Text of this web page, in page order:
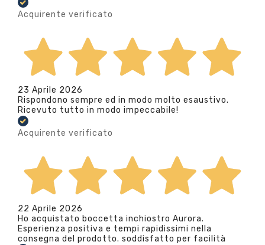
Acquirente verificato
23 Aprile 2026
Rispondono sempre ed in modo molto esaustivo.
Ricevuto tutto in modo impeccabile!
Acquirente verificato
22 Aprile 2026
Ho acquistato boccetta inchiostro Aurora.
Esperienza positiva e tempi rapidissimi nella
consegna del prodotto. soddisfatto per facilità